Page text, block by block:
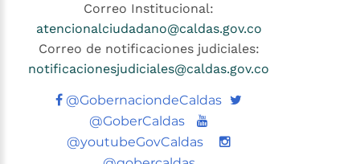
Correo Institucional:
atencionalciudadano@caldas.gov.co
Correo de notificaciones judiciales:
notificacionesjudiciales@caldas.gov.co
@GobernaciondeCaldas Twitter
@GoberCaldas
Youtube
@youtubeGovCaldas